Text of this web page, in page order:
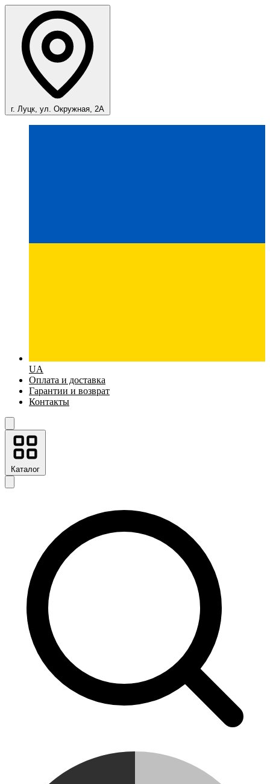
г. Луцк, ул. Окружная, 2А
UA
Оплата и доставка
Гарантии и возврат
Контакты
Каталог